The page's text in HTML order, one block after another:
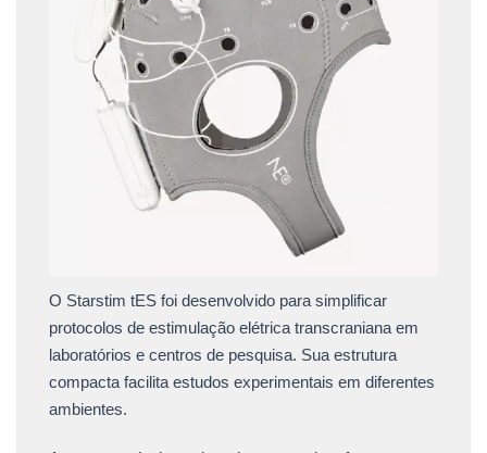
O Starstim tES foi desenvolvido para simplificar
protocolos de estimulação elétrica transcraniana em
laboratórios e centros de pesquisa. Sua estrutura
compacta facilita estudos experimentais em diferentes
ambientes.